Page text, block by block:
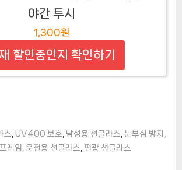
야간 투시
1,300원
할인중인지 확인하기
스 ,UV400 보호 남성용 선글라스 ,눈부심 방지
레임 운전용 선글라스 편광 선글라스